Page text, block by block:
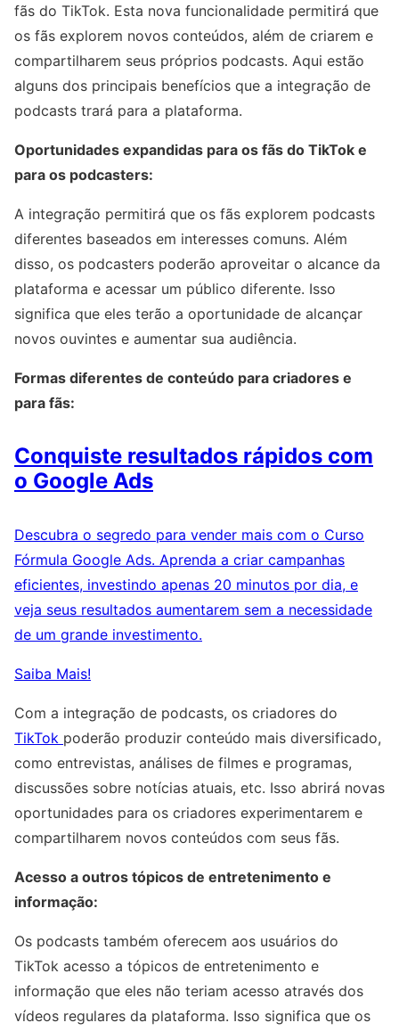
fãs do TikTok. Esta nova funcionalidade permitirá que
os fãs explorem novos conteúdos, além de criarem e
compartilharem seus próprios podcasts. Aqui estão
alguns dos principais benefícios que a integração de
podcasts trará para a plataforma.
Oportunidades expandidas para os fãs do TikTok e
para os podcasters:
A integração permitirá que os fãs explorem podcasts
diferentes baseados em interesses comuns. Além
disso, os podcasters poderão aproveitar o alcance da
plataforma e acessar um público diferente. Isso
significa que eles terão a oportunidade de alcançar
novos ouvintes e aumentar sua audiência.
Formas diferentes de conteúdo para criadores e
para fãs:
Conquiste resultados rápidos com
o Google Ads
Descubra o segredo para vender mais com o Curso
Fórmula Google Ads. Aprenda a criar campanhas
eficientes, investindo apenas 20 minutos por dia, e
veja seus resultados aumentarem sem a necessidade
de um grande investimento.
Saiba Mais!
Com a integração de podcasts, os criadores do
TikTok poderão produzir conteúdo mais diversificado,
como entrevistas, análises de filmes e programas,
discussões sobre notícias atuais, etc. Isso abrirá novas
oportunidades para os criadores experimentarem e
compartilharem novos conteúdos com seus fãs.
Acesso a outros tópicos de entretenimento e
informação:
Os podcasts também oferecem aos usuários do
TikTok acesso a tópicos de entretenimento e
informação que eles não teriam acesso através dos
vídeos regulares da plataforma. Isso significa que os